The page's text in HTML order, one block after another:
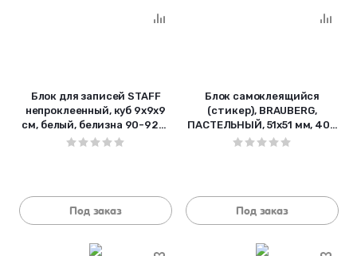
Блок для записей STAFF
непроклеенный, куб 9х9х9
см, белый, белизна 90-92%,
126366
Под заказ
Блок самоклеящийся
(стикер), BRAUBERG,
ПАСТЕЛЬНЫЙ, 51х51 мм, 400
листов, 4 цвета, 122858
Под заказ